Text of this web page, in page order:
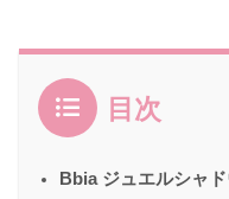
目次
Bbia ジュエルシャ